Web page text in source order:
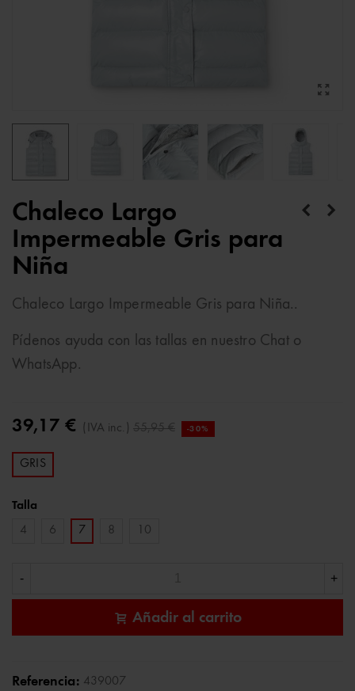
Chaleco Largo
Impermeable Gris para
Niña
Chaleco Largo Impermeable Gris para Niña..
Pídenos ayuda con las tallas en nuestro Chat o
WhatsApp.
39,17 € (IVA inc.) 55,95 € -30%
GRIS
Talla
4
6 7 8 10
- +
Añadir al carrito
Referencia: 439007